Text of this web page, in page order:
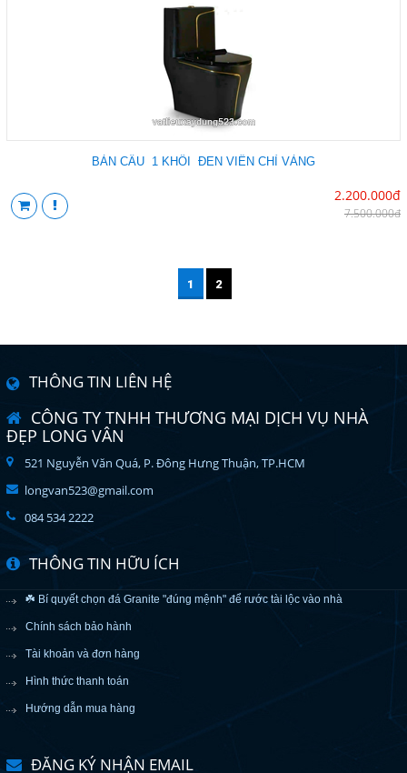
BÀN CẦU 1 KHỐI ĐEN VIỀN CHỈ VÀNG
2.200.000đ
7.500.000đ
1 2
THÔNG TIN LIÊN HỆ
CÔNG TY TNHH THƯƠNG MẠI DỊCH VỤ NHÀ
ĐẸP LONG VÂN
521 Nguyễn Văn Quá, P. Đông Hưng Thuận, TP.HCM
longvan523@gmail.com
084 534 2222
THÔNG TIN HỮU ÍCH
☘️ Bí quyết chọn đá Granite "đúng mệnh" để rước tài lộc vào nhà
Chính sách bảo hành
Tài khoản và đơn hàng
Hình thức thanh toán
Hướng dẫn mua hàng
ĐĂNG KÝ NHẬN EMAIL